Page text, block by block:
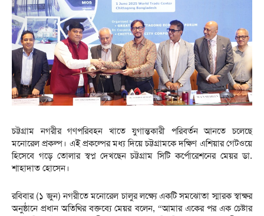
চট্টগ্রাম নগরীর গণপরিবহন খাতে যুগান্তকারী পরিবর্তন আনতে চলেছে
মনোরেল প্রকল্প। এই প্রকল্পের মধ্য দিয়ে চট্টগ্রামকে দক্ষিণ এশিয়ার গেটওয়ে
হিসেবে গড়ে তোলার স্বপ্ন দেখছেন চট্টগ্রাম সিটি কর্পোরেশনের মেয়র ডা.
শাহাদাত হোসেন।
রবিবার (১ জুন) নগরীতে মনোরেল চালুর লক্ষ্যে একটি সমঝোতা স্মারক স্বাক্ষর
অনুষ্ঠানে প্রধান অতিথির বক্তব্যে মেয়র বলেন, “আমার একের পর এক চেষ্টার